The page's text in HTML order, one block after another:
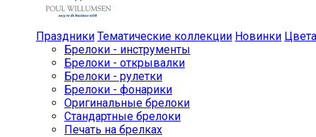
Праздники Тематические коллекции Новинки Цвета
Брелоки - инструменты
Брелоки - открывалки
Брелоки - рулетки
Брелоки - фонарики
Оригинальные брелоки
Стандартные брелоки
Печать на брелках